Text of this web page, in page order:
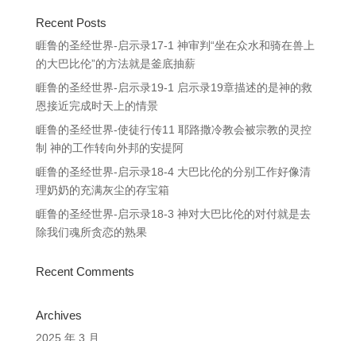
Recent Posts
睚鲁的圣经世界-启示录17-1 神审判“坐在众水和骑在兽上
的大巴比伦”的方法就是釜底抽薪
睚鲁的圣经世界-启示录19-1 启示录19章描述的是神的救
恩接近完成时天上的情景
睚鲁的圣经世界-使徒行传11 耶路撒冷教会被宗教的灵控
制 神的工作转向外邦的安提阿
睚鲁的圣经世界-启示录18-4 大巴比伦的分别工作好像清
理奶奶的充满灰尘的存宝箱
睚鲁的圣经世界-启示录18-3 神对大巴比伦的对付就是去
除我们魂所贪恋的熟果
Recent Comments
Archives
2025 年 3 月